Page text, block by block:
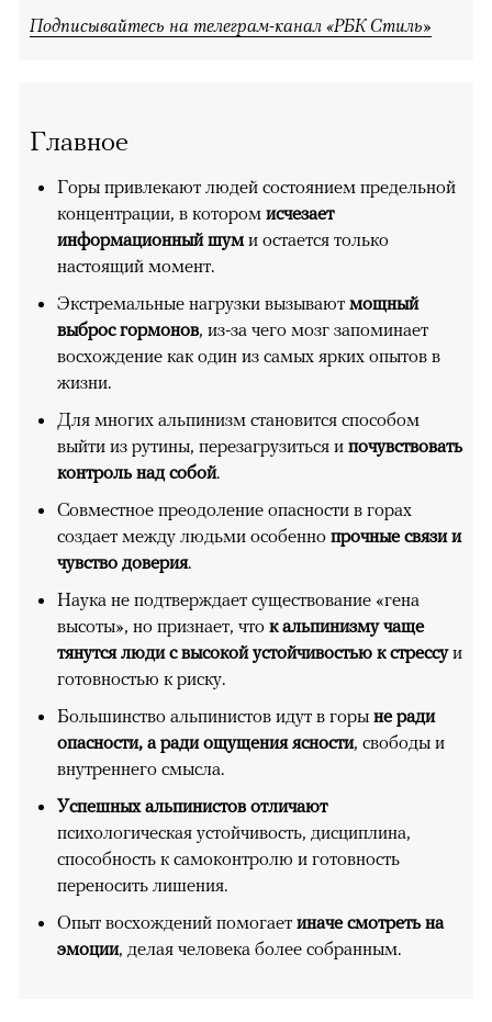
Подписывайтесь на телеграм-канал «РБК Стиль»
Главное
Горы привлекают людей состоянием предельной
концентрации, в котором исчезает
информационный шуми остается только
настоящий момент.
Экстремальные нагрузки вызывают мощный
выброс гормонов, из-за чего мозг запоминает
восхождение как один из самых ярких опытов в
жизни.
Для многих альпинизм становится способом
выйти из рутины, перезагрузиться и почувствовать
контроль над собой.
Совместное преодоление опасности в горах
создает между людьми особенно прочные связи и
чувство доверия.
Наука не подтверждает существование «гена
высоты», но признает, что к альпинизму чаще
тянутся люди с высокой устойчивостью к стрессуи
готовностью к риску.
Большинство альпинистов идут в горы не ради
опасности, а ради ощущения ясности, свободы и
внутреннего смысла.
Успешных альпинистов отличают
психологическая устойчивость, дисциплина,
способность к самоконтролю и готовность
переносить лишения.
Опыт восхождений помогает иначе смотреть на
эмоции, делая человека более собранным.